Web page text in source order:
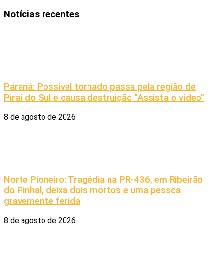
Notícias recentes
Paraná: Possível tornado passa pela região de
Piraí do Sul e causa destruição “Assista o vídeo”
8 de agosto de 2026
Norte Pioneiro: Tragédia na PR-436, em Ribeirão
do Pinhal, deixa dois mortos e uma pessoa
gravemente ferida
8 de agosto de 2026